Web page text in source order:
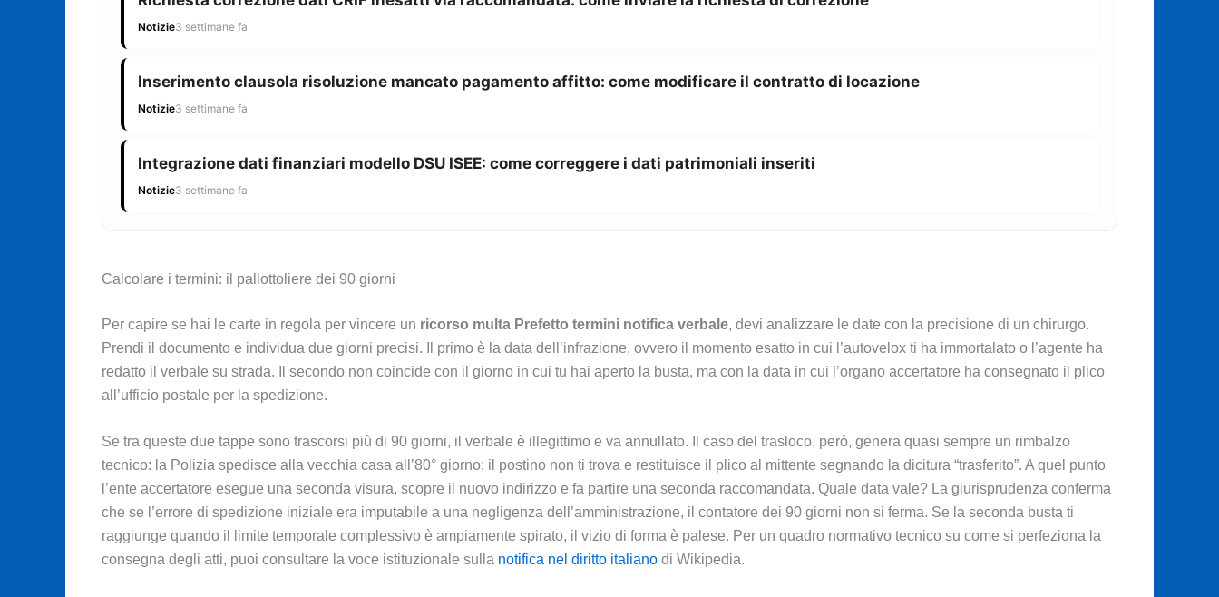
Notizie3 settimane fa
Inserimento clausola risoluzione mancato pagamento affitto: come modificare il contratto di locazione
Notizie3 settimane fa
Integrazione dati finanziari modello DSU ISEE: come correggere i dati patrimoniali inseriti
Notizie3 settimane fa
Calcolare i termini: il pallottoliere dei 90 giorni
Per capire se hai le carte in regola per vincere un ricorso multa Prefetto termini notifica verbale, devi analizzare le date con la precisione di un chirurgo.
Prendi il documento e individua due giorni precisi. Il primo è la data dell’infrazione, ovvero il momento esatto in cui l’autovelox ti ha immortalato o l’agente ha
redatto il verbale su strada. Il secondo non coincide con il giorno in cui tu hai aperto la busta, ma con la data in cui l’organo accertatore ha consegnato il plico
all’ufficio postale per la spedizione.
Se tra queste due tappe sono trascorsi più di 90 giorni, il verbale è illegittimo e va annullato. Il caso del trasloco, però, genera quasi sempre un rimbalzo
tecnico: la Polizia spedisce alla vecchia casa all’80° giorno; il postino non ti trova e restituisce il plico al mittente segnando la dicitura “trasferito”. A quel punto
l’ente accertatore esegue una seconda visura, scopre il nuovo indirizzo e fa partire una seconda raccomandata. Quale data vale? La giurisprudenza conferma
che se l’errore di spedizione iniziale era imputabile a una negligenza dell’amministrazione, il contatore dei 90 giorni non si ferma. Se la seconda busta ti
raggiunge quando il limite temporale complessivo è ampiamente spirato, il vizio di forma è palese. Per un quadro normativo tecnico su come si perfeziona la
consegna degli atti, puoi consultare la voce istituzionale sulla notifica nel diritto italiano di Wikipedia.